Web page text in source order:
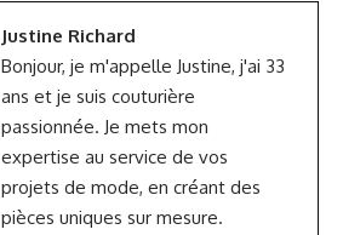
Justine Richard
Bonjour, je m'appelle Justine, j'ai 33
ans et je suis couturière
passionnée. Je mets mon
expertise au service de vos
projets de mode, en créant des
pièces uniques sur mesure.